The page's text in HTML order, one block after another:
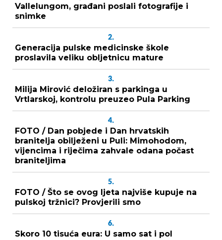
Vallelungom, građani poslali fotografije i
snimke
2.
Generacija pulske medicinske škole
proslavila veliku obljetnicu mature
3.
Milija Mirović deložiran s parkinga u
Vrtlarskoj, kontrolu preuzeo Pula Parking
4.
FOTO / Dan pobjede i Dan hrvatskih
branitelja obilježeni u Puli: Mimohodom,
vijencima i riječima zahvale odana počast
braniteljima
5.
FOTO / Što se ovog ljeta najviše kupuje na
pulskoj tržnici? Provjerili smo
6.
Skoro 10 tisuća eura: U samo sat i pol